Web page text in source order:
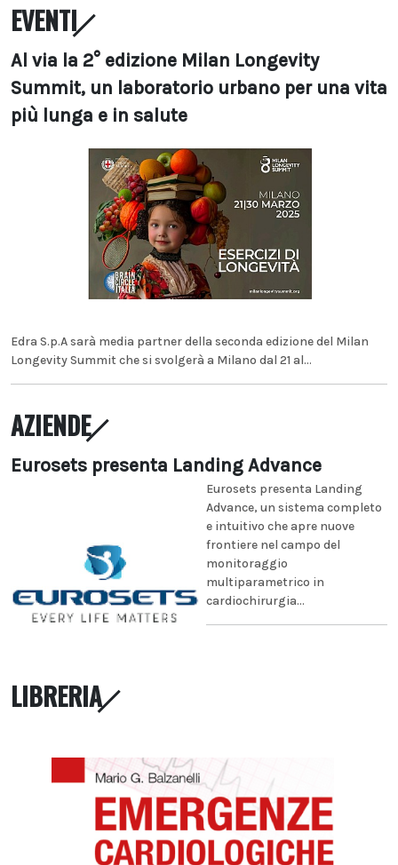
EVENTI
Al via la 2° edizione Milan Longevity
Summit, un laboratorio urbano per una vita
più lunga e in salute
Edra S.p.A sarà media partner della seconda edizione del Milan
Longevity Summit che si svolgerà a Milano dal 21 al...
AZIENDE
Eurosets presenta Landing Advance
Eurosets presenta Landing
Advance, un sistema completo
e intuitivo che apre nuove
frontiere nel campo del
monitoraggio
multiparametrico in
cardiochirurgia...
LIBRERIA